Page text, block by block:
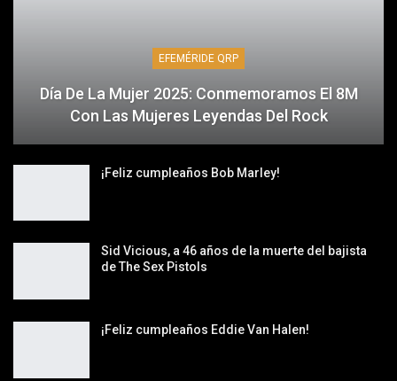
EFEMÉRIDE QRP
Día De La Mujer 2025: Conmemoramos El 8M
Con Las Mujeres Leyendas Del Rock
¡Feliz cumpleaños Bob Marley!
Sid Vicious, a 46 años de la muerte del bajista
de The Sex Pistols
¡Feliz cumpleaños Eddie Van Halen!